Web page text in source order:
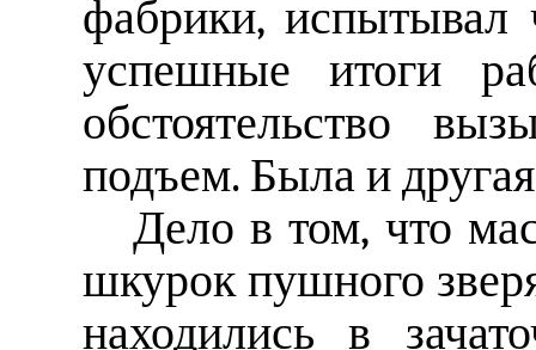
фабрики, испытывал
успешные итоги
обстоятельство
подъем. Была и
Дело в том, что
шкурок пушного
находились в